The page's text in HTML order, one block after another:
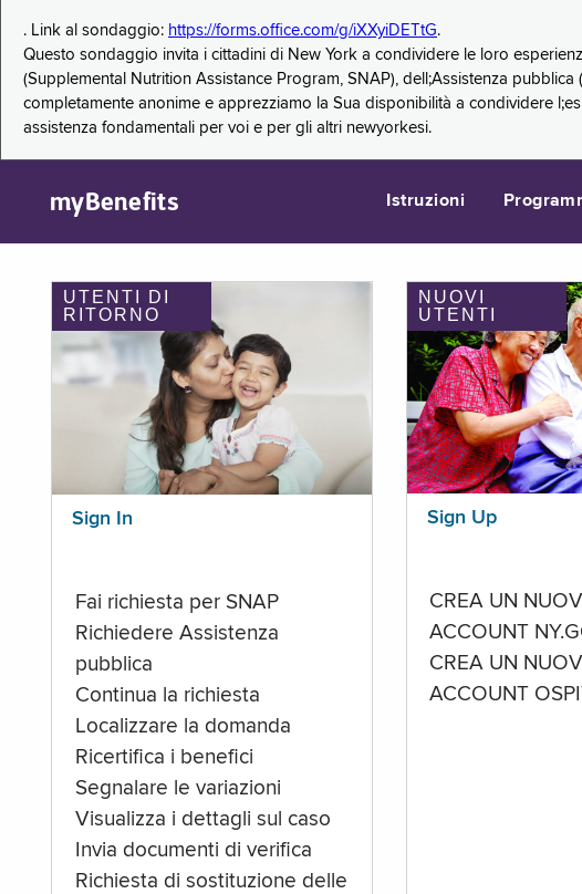
. Link al sondaggio: https://forms.office.com/g/iXXyiDETtG.
Questo sondaggio invita i cittadini di New York a condividere le loro
(Supplemental Nutrition Assistance Program, SNAP), dell;Assistenza
completamente anonime e apprezziamo la Sua disponibilità a condividere
assistenza fondamentali per voi e per gli altri newyorkesi.
myBenefits Istruzioni
UTENTI DI
RITORNO
Sign In
Fai richiesta per SNAP
Richiedere Assistenza
pubblica
Continua la richiesta
Localizzare la domanda
Ricertifica i benefici
Segnalare le variazioni
Visualizza i dettagli sul caso
Invia documenti di verifica
Richiesta di sostituzione delle
NUOVI
UTENTI
Sign Up
CREA UN
ACCOUNT
CREA UN
ACCOUNT